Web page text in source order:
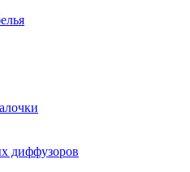
диффузоров